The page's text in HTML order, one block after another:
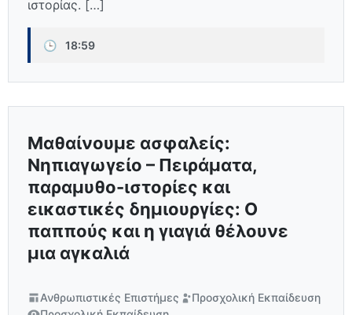
ιστορίας. […]
🕒 18:59
Μαθαίνουμε ασφαλείς:
Νηπιαγωγείο – Πειράματα,
παραμυθο-ιστορίες και
εικαστικές δημιουργίες: Ο
παππούς και η γιαγιά θέλουνε
μια αγκαλιά
Ανθρωπιστικές Επιστήμες
Προσχολική Εκπαίδευση